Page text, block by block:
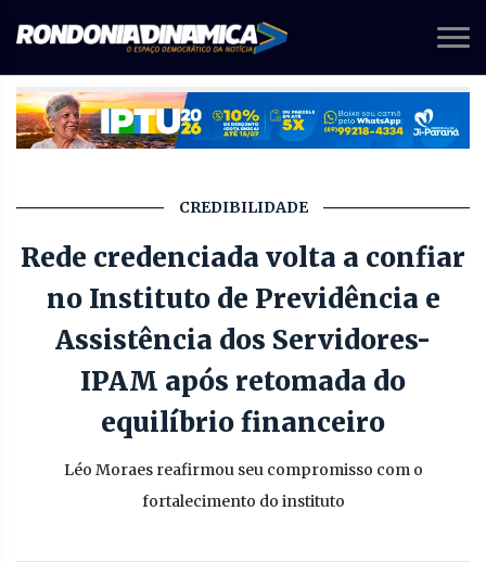
CREDIBILIDADE
Rede credenciada volta a confiar
no Instituto de Previdência e
Assistência dos Servidores-
IPAM após retomada do
equilíbrio financeiro
Léo Moraes reafirmou seu compromisso com o
fortalecimento do instituto